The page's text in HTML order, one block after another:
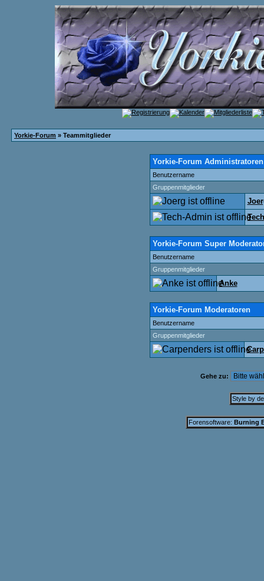
Yorkie-Forum » Teammitglieder
Yorkie-Forum Administratoren
Benutzername
Gruppenmitglieder
Yorkie-Forum Super
Benutzername
Gruppenmitglieder
Anke
Yorkie-Forum Moderatoren
Benutzername
Gruppenmitglieder
Gehe zu:
Style by
Forensoftware: Burning